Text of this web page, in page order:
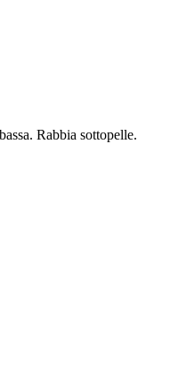
Rabbia sottopelle.